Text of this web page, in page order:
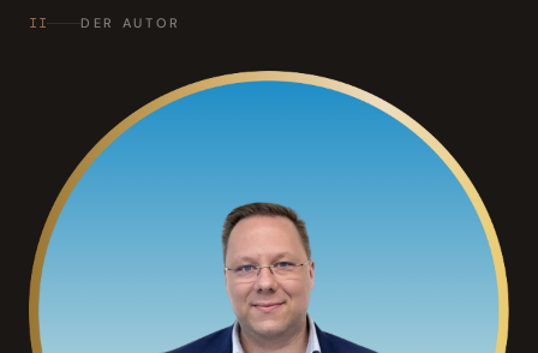
II DER AUTOR